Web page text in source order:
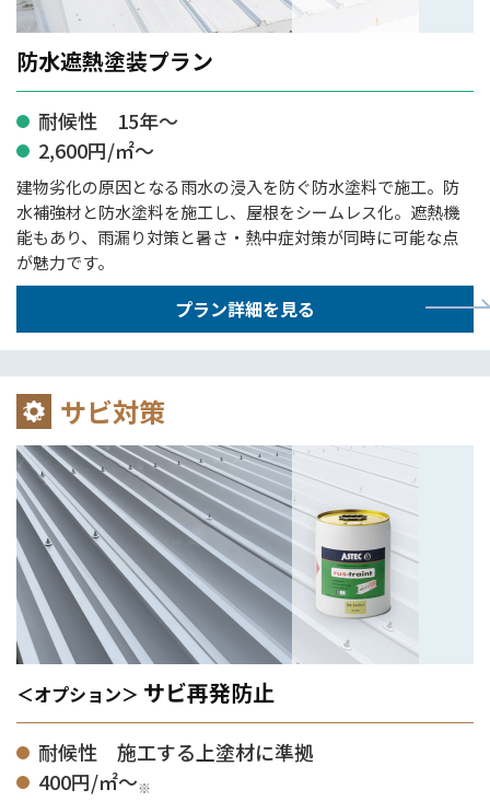
防水遮熱塗装プラン
耐候性 15年～
2,600円/㎡～
建物劣化の原因となる雨水の浸入を防ぐ防水塗料で施工。防
水補強材と防水塗料を施工し、屋根をシームレス化。遮熱機
能もあり、雨漏り対策と暑さ・熱中症対策が同時に可能な点
が魅力です。
プラン詳細を見る
サビ対策
＜オプション＞ サビ再発防止
耐候性 施工する上塗材に準拠
400円/㎡～※